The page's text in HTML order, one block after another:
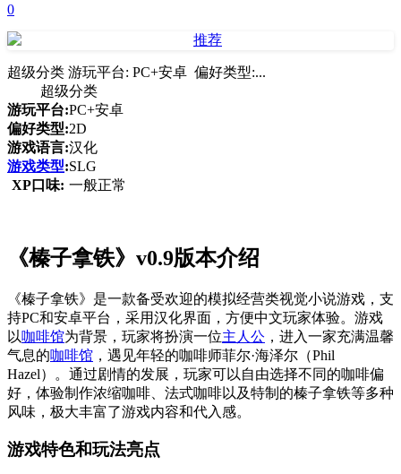
0
超级分类 游玩平台: PC+安卓 偏好类型:...
超级分类
游玩平台:PC+安卓
偏好类型:2D
游戏语言:汉化
游戏类型:SLG
XP口味: 一般正常
《榛子拿铁》v0.9版本介绍
《榛子拿铁》是一款备受欢迎的模拟经营类视觉小说游戏，支
持PC和安卓平台，采用汉化界面，方便中文玩家体验。游戏
以咖啡馆为背景，玩家将扮演一位主人公 ，进入一家充满温馨
气息的咖啡馆 ，遇见年轻的咖啡师菲尔·海泽尔（Phil
Hazel）。通过剧情的发展，玩家可以自由选择不同的咖啡偏
好，体验制作浓缩咖啡、法式咖啡以及特制的榛子拿铁等多种
风味，极大丰富了游戏内容和代入感。
游戏特色和玩法亮点